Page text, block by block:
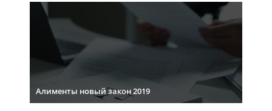
Алименты новый закон 2019